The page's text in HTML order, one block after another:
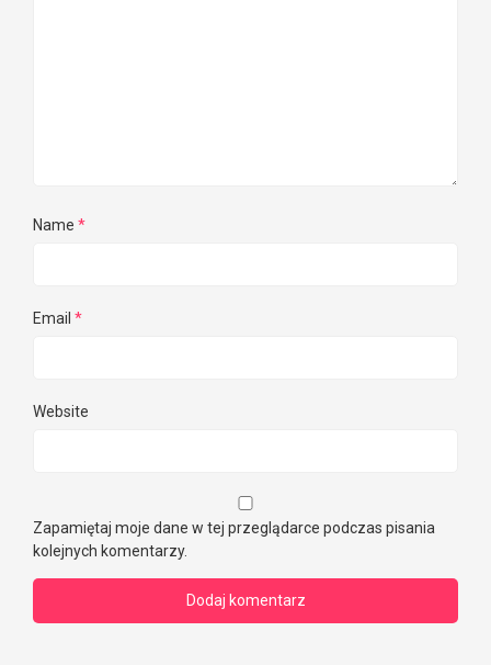
Name *
Email *
Website
Zapamiętaj moje dane w tej przeglądarce podczas pisania
kolejnych komentarzy.